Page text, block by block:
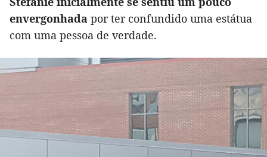
envergonhada por ter confundido uma estátua
com uma pessoa de verdade.